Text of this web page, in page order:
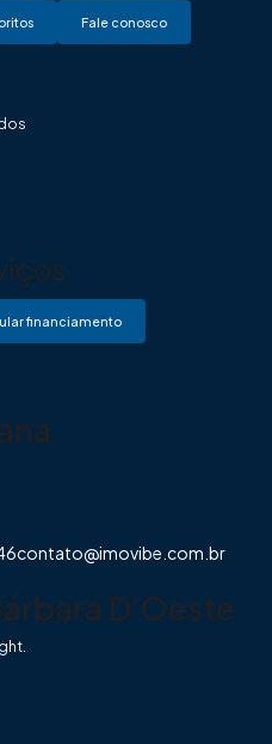
Fale conosco
financiamento
contato@imovibe.com.br
D'Oeste